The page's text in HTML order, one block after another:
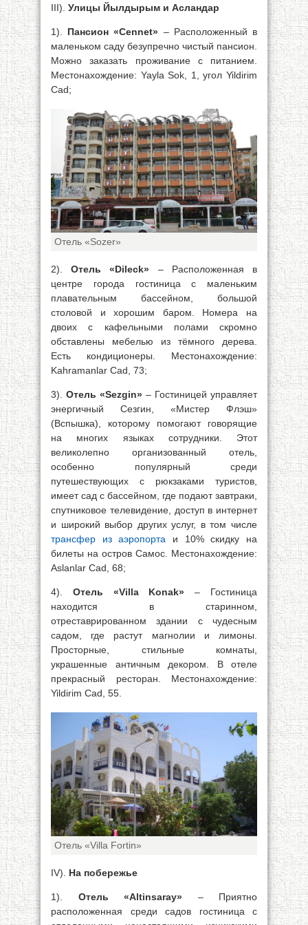
III). Улицы Йылдырым и Асландар
1). Пансион «Cennet» – Расположенный в
маленьком саду безупречно чистый пансион.
Можно заказать проживание с питанием.
Местонахождение: Yayla Sok, 1, угол Yildirim
Cad;
Отель «Sozer»
2).Отель «Dileck» – Расположенная в
центре города гостиница с маленьким
плавательным бассейном, большой
столовой и хорошим баром. Номера на
двоих с кафельными полами скромно
обставлены мебелью из тёмного дерева.
Есть кондиционеры. Местонахождение:
Kahramanlar Cad, 73;
3). Отель «Sezgin» – Гостиницей управляет
энергичный Сезгин, «Мистер Флэш»
(Вспышка), которому помогают говорящие
на многих языках сотрудники. Этот
великолепно организованный отель,
особенно популярный среди
путешествующих с рюкзаками туристов,
имеет сад с бассейном, где подают завтраки,
спутниковое телевидение, доступ в интернет
и широкий выбор других услуг, в том числе
трансфер из аэропорта и 10% скидку на
билеты на остров Самос. Местонахождение:
Aslanlar Cad, 68;
4). Отель «Villa Konak» – Гостиница
находится в старинном,
отреставрированном здании с чудесным
садом, где растут магнолии и лимоны.
Просторные, стильные комнаты,
украшенные античным декором. В отеле
прекрасный ресторан. Местонахождение:
Yildirim Cad, 55.
Отель «Villa Fortin»
IV). На побережье
1). Отель «Altinsaray» – Приятно
расположенная среди садов гостиница с